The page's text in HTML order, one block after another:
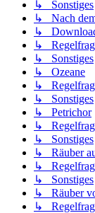
↳ Sonstiges
↳ Nach
↳
↳
↳ Sonstiges
↳ Ozeane
↳
↳ Sonstiges
↳ Petrichor
↳
↳ Sonstiges
↳ Räuber
↳
↳ Sonstiges
↳ Räuber
↳